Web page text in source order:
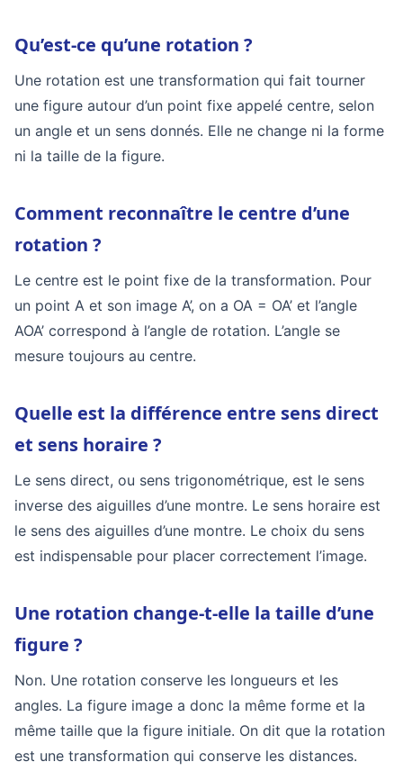
Qu’est-ce qu’une rotation ?
Une rotation est une transformation qui fait tourner
une figure autour d’un point fixe appelé centre, selon
un angle et un sens donnés. Elle ne change ni la forme
ni la taille de la figure.
Comment reconnaître le centre d’une
rotation ?
Le centre est le point fixe de la transformation. Pour
un point A et son image A’, on a OA = OA’ et l’angle
AOA’ correspond à l’angle de rotation. L’angle se
mesure toujours au centre.
Quelle est la différence entre sens direct
et sens horaire ?
Le sens direct, ou sens trigonométrique, est le sens
inverse des aiguilles d’une montre. Le sens horaire est
le sens des aiguilles d’une montre. Le choix du sens
est indispensable pour placer correctement l’image.
Une rotation change-t-elle la taille d’une
figure ?
Non. Une rotation conserve les longueurs et les
angles. La figure image a donc la même forme et la
même taille que la figure initiale. On dit que la rotation
est une transformation qui conserve les distances.